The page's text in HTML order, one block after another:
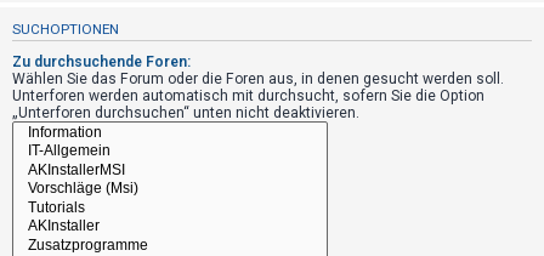
t
r
i
e
e
n
SUCHOPTIONEN
Zu durchsuchende Foren:
Wählen Sie das Forum oder die Foren aus, in denen gesucht werden soll.
Unterforen werden automatisch mit durchsucht, sofern Sie die Option
„Unterforen durchsuchen“ unten nicht deaktivieren.